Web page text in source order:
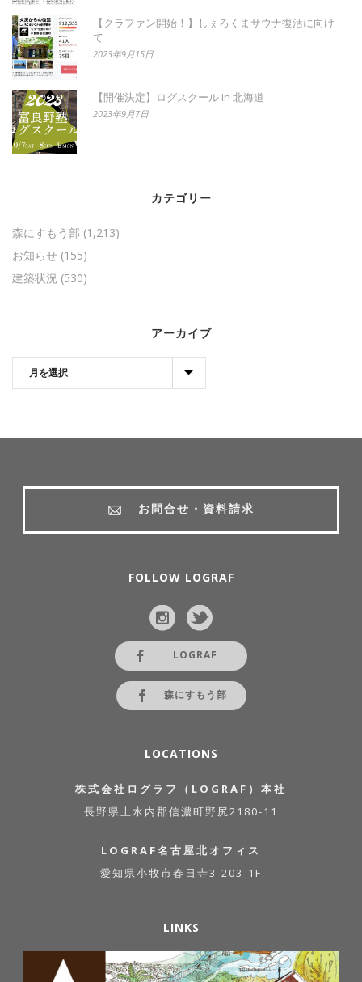
【クラファン開始！】しぇろくまサウナ復活に向け
て
2023年9月15日
【開催決定】ログスクール in 北海道
2023年9月7日
カテゴリー
森にすもう部 (1,213)
お知らせ (155)
建築状況 (530)
アーカイブ
お問合せ・資料請求
FOLLOW LOGRAF
LOGRAF
森にすもう部
LOCATIONS
株式会社ログラフ（LOGRAF）本社
長野県上水内郡信濃町野尻2180-11
LOGRAF名古屋北オフィス
愛知県小牧市春日寺3-203-1F
LINKS